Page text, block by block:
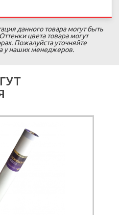
данного товара могут быть
цвета товара могут
Пожалуйста уточняйте
у наших менеджеров.